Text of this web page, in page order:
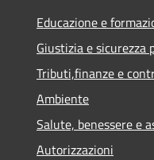
Educazione e
Giustizia e sicurezza
Tributi,finanze e
Ambiente
Salute, benessere e
Autorizzazioni